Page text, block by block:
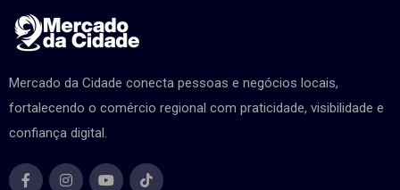
Mercado da Cidade conecta pessoas e negócios locais,
fortalecendo o comércio regional com praticidade, visibilidade e
confiança digital.